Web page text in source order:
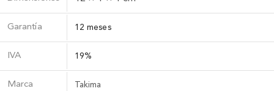
Garantía 12 meses
IVA 19%
Marca Takima